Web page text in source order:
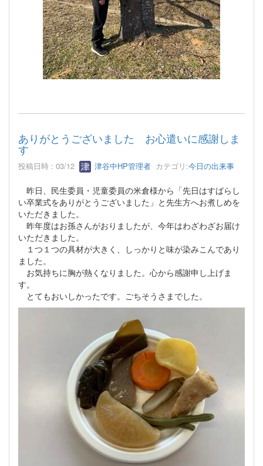
ありがとうございました お心遣いに感謝しま
す
投稿日時 : 03/12 津谷中HP管理者 カテゴリ:今日の出来事
昨日、民生委員・児童委員の米倉様から「先日はすばらし
い卒業式をありがとうございました」と先生方へお煮しめを
いただきました。
昨年度はお孫さんがおりましたが、今年はわざわざお届け
いただきました。
１つ１つの具材が大きく、しっかりと味が染みこんであり
ました。
お気持ちに胸が熱くなりました。心から感謝申し上げま
す。
とてもおいしかったです。ごちそうさまでした。